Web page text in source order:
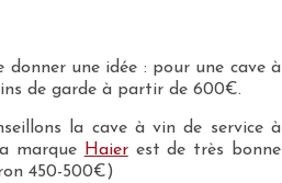
donner une idée : pour une cave à
de garde à partir de 600€.
la cave à vin de service à
marque Haierest de très bonne
450-500€)